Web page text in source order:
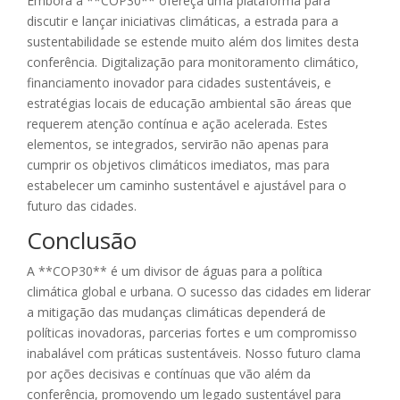
discutir e lançar iniciativas climáticas, a estrada para a
sustentabilidade se estende muito além dos limites desta
conferência. Digitalização para monitoramento climático,
financiamento inovador para cidades sustentáveis, e
estratégias locais de educação ambiental são áreas que
requerem atenção contínua e ação acelerada. Estes
elementos, se integrados, servirão não apenas para
cumprir os objetivos climáticos imediatos, mas para
estabelecer um caminho sustentável e ajustável para o
futuro das cidades.
Conclusão
A **COP30** é um divisor de águas para a política
climática global e urbana. O sucesso das cidades em liderar
a mitigação das mudanças climáticas dependerá de
políticas inovadoras, parcerias fortes e um compromisso
inabalável com práticas sustentáveis. Nosso futuro clama
por ações decisivas e contínuas que vão além da
conferência, promovendo um legado sustentável para